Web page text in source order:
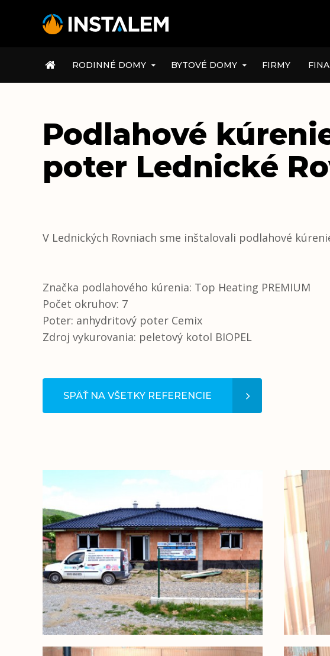
ÚVOD RODINNÉ DOMY BYTOVÉ DOMY FIRMY
Podlahové
poter Lednické
V Lednických Rovniach sme inštalovali podlahové
Značka podlahového kúrenia: Top Heating PREMIUM
Počet okruhov: 7
Poter: anhydritový poter Cemix
Zdroj vykurovania: peletový kotol BIOPEL
SPÄŤ NA VŠETKY REFERENCIE